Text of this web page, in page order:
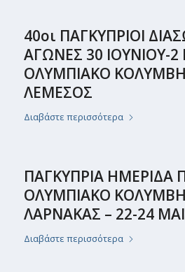
40οι ΠΑΓΚΥΠΡΙΟΙ
ΑΓΩΝΕΣ 30 ΙΟΥΝΙΟΥ-2
ΟΛΥΜΠΙΑΚΟ
ΛΕΜΕΣΟΣ
Διαβάστε περισσότερα
ΠΑΓΚΥΠΡΙΑ ΗΜΕΡΙΔΑ
ΟΛΥΜΠΙΑΚΟ
ΛΑΡΝΑΚΑΣ – 22-24
Διαβάστε περισσότερα